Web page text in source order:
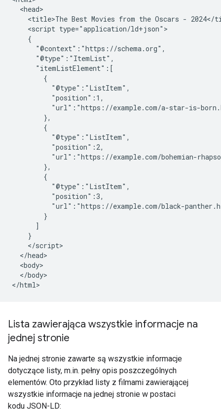
  <head>
<title>The Best Movies from the Oscars - 2024</
    <script type="application/ld+json">
    {
      "@context":"https://schema.org",
      "@type":"ItemList",
      "itemListElement":[
        {
          "@type":"ListItem",
          "position":1,
"url":"https://example.com/a-star-is-
        },
        {
          "@type":"ListItem",
          "position":2,
"url":"https://example.com/bohemian-
        },
        {
          "@type":"ListItem",
          "position":3,
"url":"https://example.com/black-
        }
      ]
    }
    </script>
  </head>
  <body>
  </body>
</html>
Lista zawierająca wszystkie informacje na
jednej stronie
Na jednej stronie zawarte są wszystkie informacje
dotyczące listy, m.in. pełny opis poszczególnych
elementów. Oto przykład listy z filmami zawierającej
wszystkie informacje na jednej stronie w postaci
kodu JSON-LD: